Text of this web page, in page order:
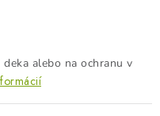
alebo na ochranu v